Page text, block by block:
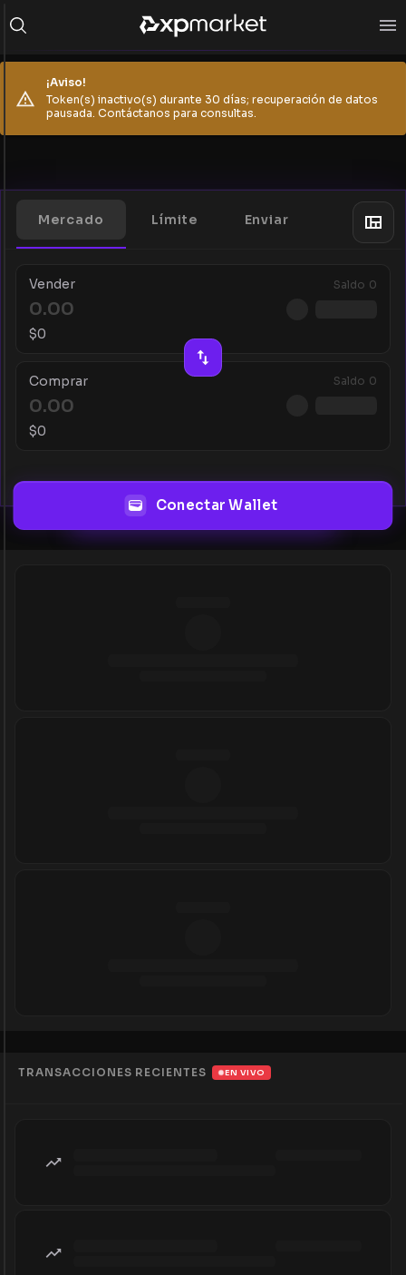
¡Aviso!
Token(s) inactivo(s) durante 30 días; recuperación de datos
pausada. Contáctanos para consultas.
Mercado Límite Enviar
Vender Saldo 0
$0
Comprar Saldo 0
$0
Conectar Wallet
TRANSACCIONES RECIENTES EN VIVO